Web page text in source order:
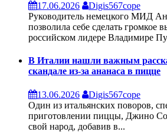
17.06.2026
Digis567cope
Руководитель немецкого МИД
позволила себе сделать громкое
российском лидере Владимире
В Италии нашли важным
скандале из-за ананаса в пицце
13.06.2026
Digis567cope
Один из итальянских поворов,
приготовлении пиццы, Джино
свой народ, добавив в...